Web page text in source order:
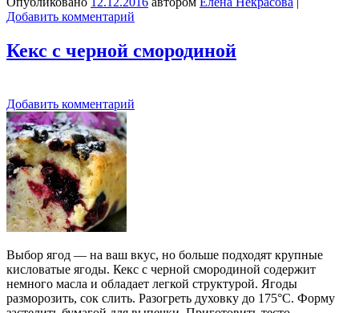
Добавить комментарий
Кекс с черной смородиной
Добавить комментарий
Выбор ягод — на ваш вкус, но больше подходят крупные
кисловатые ягоды. Кекс с черной смородиной содержит
немного масла и обладает легкой структурой. Ягоды
разморозить, сок слить. Разогреть духовку до 175°C. Форму